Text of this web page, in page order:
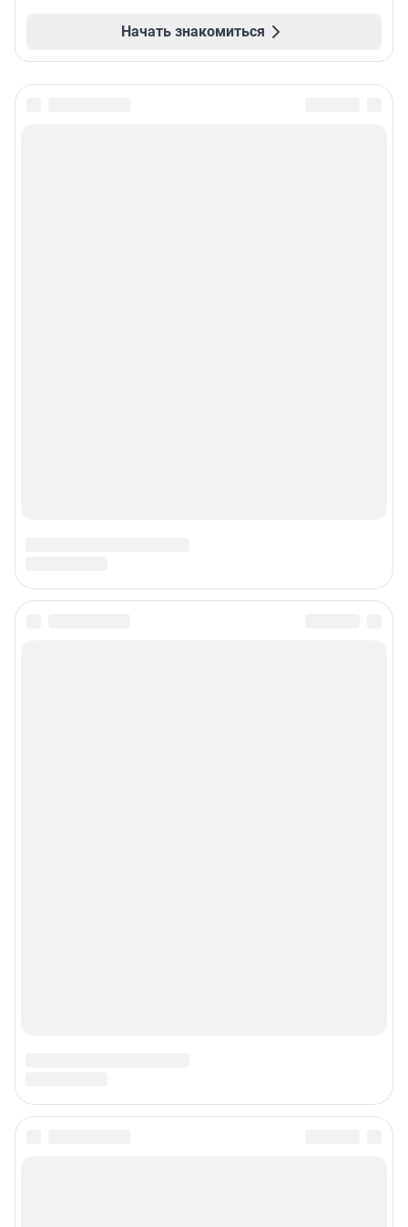
Начать знакомиться